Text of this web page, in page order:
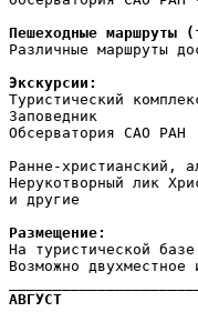
Пешеходные маршруты
Различные маршруты
Экскурсии:
Туристический
Заповедник
Обсерватория САО РАН
Ранне-христианский,
Нерукотворный лик
и другие
Размещение:
На туристической
Возможно двухместное